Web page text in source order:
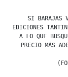
SI BARAJAS
EDICIONES
A LO QUE
PRECIO MÁS